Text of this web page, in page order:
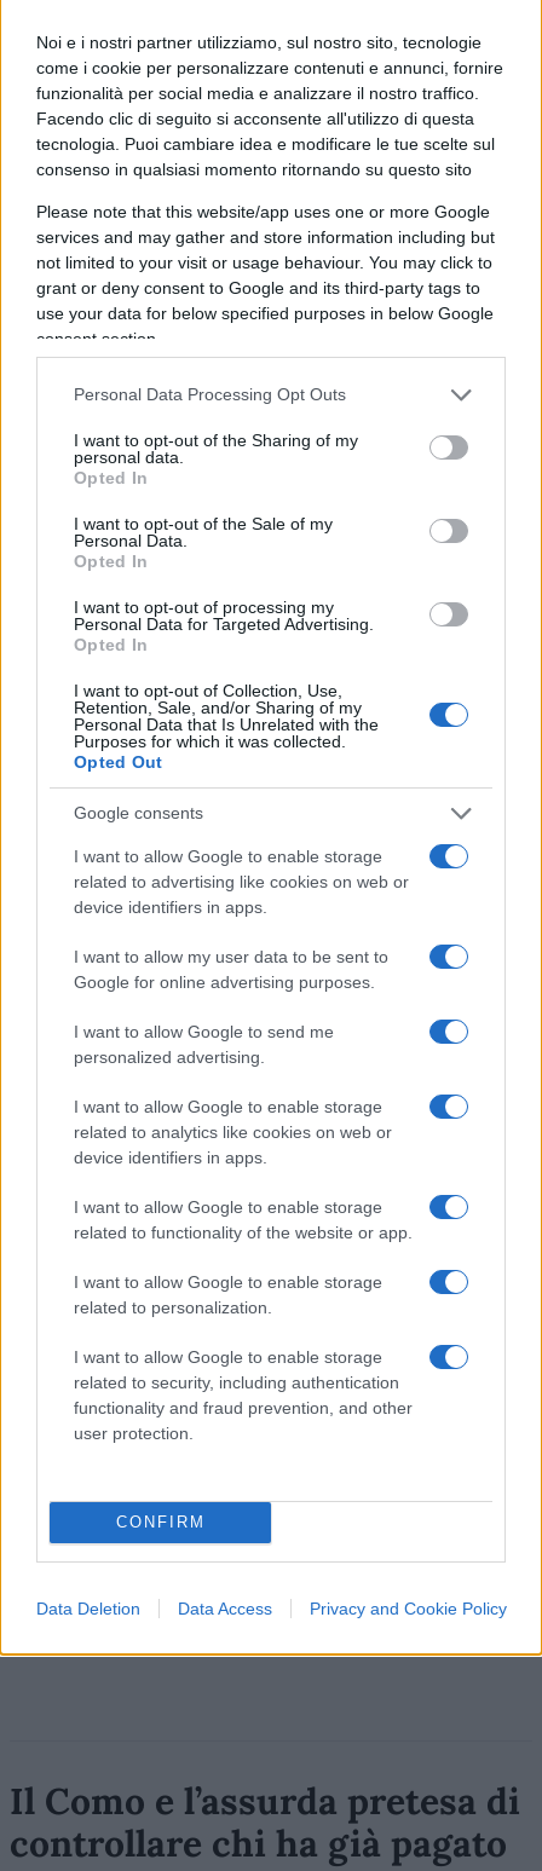
Noi e i nostri partner utilizziamo, sul nostro sito, tecnologie
come i cookie per personalizzare contenuti e annunci, fornire
funzionalità per social media e analizzare il nostro traffico.
Facendo clic di seguito si acconsente all'utilizzo di questa
tecnologia. Puoi cambiare idea e modificare le tue scelte sul
consenso in qualsiasi momento ritornando su questo sito
Please note that this website/app uses one or more Google
services and may gather and store information including but
not limited to your visit or usage behaviour. You may click to
grant or deny consent to Google and its third-party tags to
use your data for below specified purposes in below Google
consent section.
Personal Data Processing Opt Outs
I want to opt-out of the Sharing of my
personal data.
Opted In
I want to opt-out of the Sale of my
Personal Data.
Opted In
I want to opt-out of processing my
Personal Data for Targeted Advertising.
Opted In
I want to opt-out of Collection, Use,
Retention, Sale, and/or Sharing of my
Personal Data that Is Unrelated with the
Purposes for which it was collected.
Opted Out
Google consents
I want to allow Google to enable storage
related to advertising like cookies on web or
device identifiers in apps.
I want to allow my user data to be sent to
Google for online advertising purposes.
I want to allow Google to send me
personalized advertising.
I want to allow Google to enable storage
related to analytics like cookies on web or
device identifiers in apps.
I want to allow Google to enable storage
related to functionality of the website or app.
I want to allow Google to enable storage
related to personalization.
I want to allow Google to enable storage
related to security, including authentication
functionality and fraud prevention, and other
user protection.
CONFIRM
Data Deletion Data Access Privacy and Cookie Policy
questa giornalista Rai di lungo corso.
Ora, delle due l’una: o alla Bortone, che ha
lungamente lavorato su Rai3, non piace l’attuale
presidente dell’Emilia-Romagna – sebbene
quest’ultimo sul piano politico rappresenterebbe
contrariamente alla pseudo-grillina che
attualmente guida il Partito democratico – e per
questoha cercato di metterlo in difficoltà
oppure ellaha semplicemente articolato la
prima cosa che le passava per la mente
essersi accertata di aver prima inserito il cervello.
Personalmente propenderei amaramente per la
seconda possibilità, dal momento che per poter
ascoltare simili perle di saggezza
sobbarcarci la spesa di un canone, a mio avviso,
sempre meno giustificato dal livello qualitativo
dei programmi che vengono realizzati dal servizio
pubblico.
Claudio Romiti, 11 giugno 2023
#INTERVISTA #RAI
#SERENA BORTONE
Leggi i commenti
Vai all'archivio delle vignette
Il Como e l’assurda pretesa di
controllare chi ha già pagato